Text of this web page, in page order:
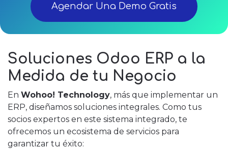
Agendar Una Demo Gratis
Soluciones Odoo ERP a la
Medida de tu Negocio
En Wohoo! Technology, más que implementar un
ERP, diseñamos soluciones integrales. Como tus
socios expertos en este sistema integrado, te
ofrecemos un ecosistema de servicios para
garantizar tu éxito: